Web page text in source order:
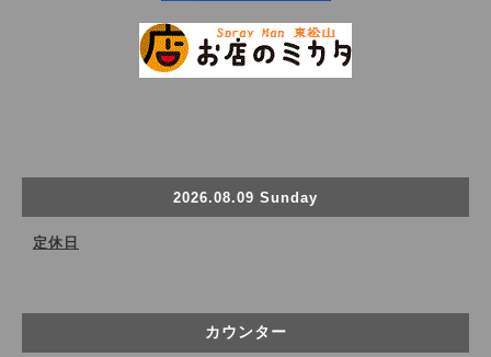
2026.08.09 Sunday
定休日
カウンター